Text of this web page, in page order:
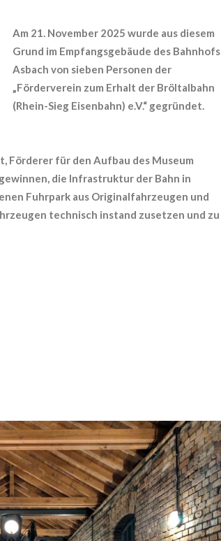
Am 21. November 2025 wurde aus diesem
Grund im Empfangsgebäude des Bahnhofs
Asbach von sieben Personen der
„Förderverein zum Erhalt der Bröltalbahn
(Rhein-Sieg Eisenbahn) e.V.“ gegründet.
Förderer für den Aufbau des Museum
die Infrastruktur der Bahn in
Fuhrpark aus Originalfahrzeugen und
technisch instand zusetzen und zu